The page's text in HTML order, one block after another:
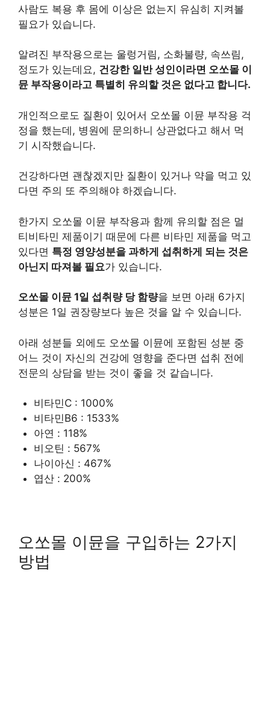
사람도 복용 후 몸에 이상은 없는지 유심히 지켜볼
필요가 있습니다.
알려진 부작용으로는 울렁거림, 소화불량, 속쓰림,
정도가 있는데요, 건강한 일반 성인이라면 오쏘몰 이
뮨 부작용이라고 특별히 유의할 것은 없다고 합니다.
개인적으로도 질환이 있어서 오쏘몰 이뮨 부작용 걱
정을 했는데, 병원에 문의하니 상관없다고 해서 먹
기 시작했습니다.
건강하다면 괜찮겠지만 질환이 있거나 약을 먹고 있
다면 주의 또 주의해야 하겠습니다.
한가지 오쏘몰 이뮨 부작용과 함께 유의할 점은 멀
티비타민 제품이기 때문에 다른 비타민 제품을 먹고
있다면 특정 영양성분을 과하게 섭취하게 되는 것은
아닌지 따져볼 필요가 있습니다.
오쏘몰 이뮨 1일 섭취량 당 함량을 보면 아래 6가지
성분은 1일 권장량보다 높은 것을 알 수 있습니다.
아래 성분들 외에도 오쏘몰 이뮨에 포함된 성분 중
어느 것이 자신의 건강에 영향을 준다면 섭취 전에
전문의 상담을 받는 것이 좋을 것 같습니다.
비타민C : 1000%
비타민B6 : 1533%
아연 : 118%
비오틴 : 567%
나이아신 : 467%
엽산 : 200%
오쏘몰 이뮨을 구입하는 2가지
방법